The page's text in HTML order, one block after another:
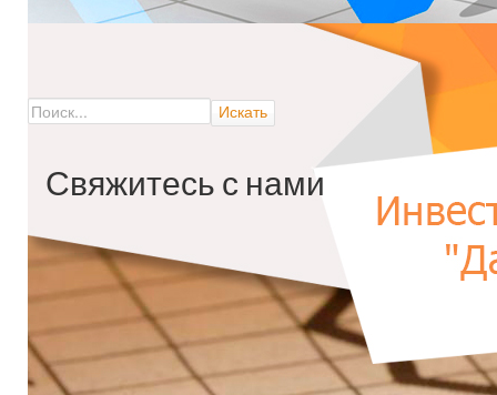
­Свяжитесь с нами
Если вы хотите получить больше информации, заполните эту
Пожалуйста, заполните все